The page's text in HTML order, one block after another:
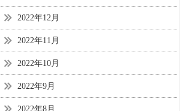
2022年12月
2022年11月
2022年10月
2022年9月
2022年8月